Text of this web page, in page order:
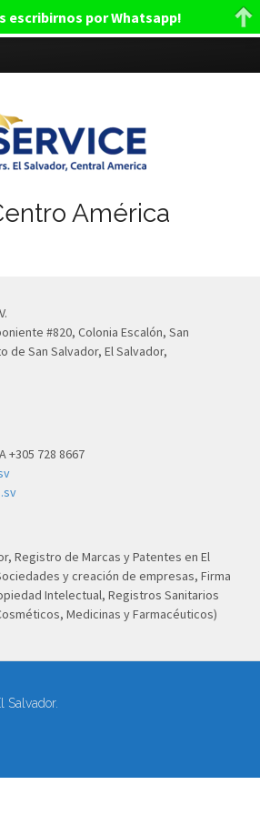
América
#820, Colonia Escalón, San
de San Salvador, El Salvador,
+305 728 8667
Registro de Marcas y Patentes en El
y creación de empresas, Firma
Intelectual, Registros Sanitarios
Medicinas y Farmacéuticos)
Salvador.
escribirnos por Whatsapp!